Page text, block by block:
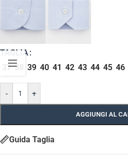
TAGLIA
37 38 39 40 41 42 43 44 45 46
- +
AGGIUNGI AL
Guida Taglia